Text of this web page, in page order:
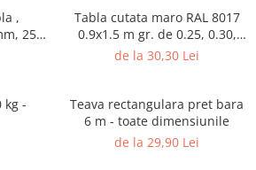
,
250
Tabla cutata maro RAL 8017
0.9x1.5 m gr. de 0.25, 0.30,
0.35 mm
de la 30,30 Lei
kg -
Teava rectangulara pret bara
6 m - toate dimensiunile
de la 29,90 Lei